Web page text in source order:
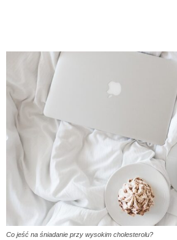
Co jeść na śniadanie przy wysokim cholesterolu?